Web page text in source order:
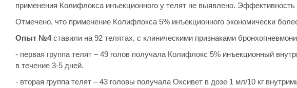
применения Колифлокса инъекционного у телят не выявлено.
Отмечено, что применение Колифлокса 5% инъекционного экономически
Опыт №4ставили на 92 телятах, с клиническими признаками
- первая группа телят – 49 голов получала Колифлокс 5% инъекционный
в течение 3-5 дней.
- вторая группа телят – 43 головы получала Оксивет в дозе 1 мл/10 кг